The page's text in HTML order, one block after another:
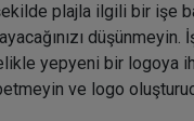
plajla ilgili bir işe
yepyeni bir logoya
ve logo